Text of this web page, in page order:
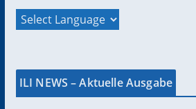
ILI NEWS – Aktuelle Ausgabe